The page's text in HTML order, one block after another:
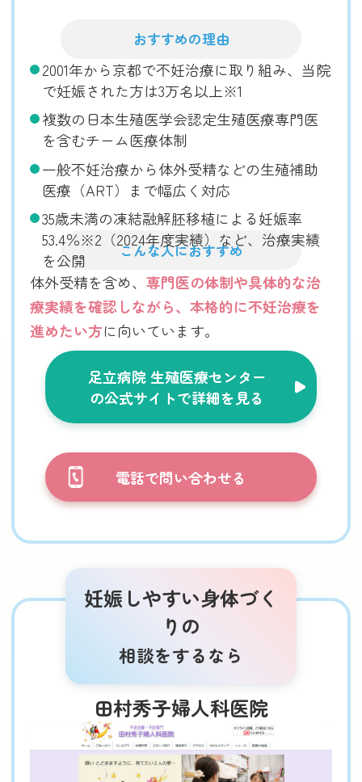
おすすめの理由
2001年から京都で不妊治療に取り組み、当院
で妊娠された方は3万名以上※1
複数の日本生殖医学会認定生殖医療専門医
を含むチーム医療体制
一般不妊治療から体外受精などの生殖補助
医療（ART）まで幅広く対応
35歳未満の凍結融解胚移植による妊娠率
53.4％※2（2024年度実績）など、治療実績
を公開
こんな人におすすめ
体外受精を含め、専門医の体制や具体的な治
療実績を確認しながら、本格的に不妊治療を
進めたい方に向いています。
足立病院 生殖医療センター
の公式サイトで詳細を見る
電話で問い合わせる
妊娠しやすい身体づく
りの
相談をするなら
田村秀子婦人科医院